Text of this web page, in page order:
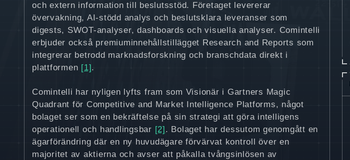
och extern information till beslutsstöd. Företaget levererar
övervakning, AI-stödd analys och beslutsklara leveranser som
digests, SWOT-analyser, dashboards och visuella analyser. Comintelli
erbjuder också premiuminnehållstillägget Research and Reports som
integrerar betrodd marknadsforskning och branschdata direkt i
plattformen [1] .
Comintelli har nyligen lyfts fram som Visionär i Gartners Magic
Quadrant för Competitive and Market Intelligence Platforms, något
bolaget ser som en bekräftelse på sin strategi att göra intelligens
operationell och handlingsbar [2] . Bolaget har dessutom genomgått en
ägarförändring där en ny huvudägare förvärvat kontroll över en
majoritet av aktierna och avser att påkalla tvångsinlösen av